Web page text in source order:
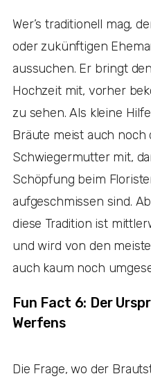
Wer’s traditionell mag,
oder zukünftigen
aussuchen. Er bringt
Hochzeit mit, vorher
zu sehen. Als kleine
Bräute meist auch noch
Schwiegermutter mit,
Schöpfung beim
aufgeschmissen sind.
diese Tradition ist
und wird von den
auch kaum noch
Fun Fact 6: Der
Werfens
Die Frage, wo der